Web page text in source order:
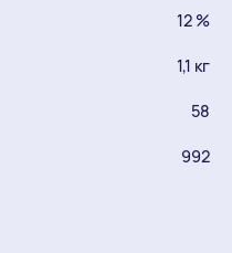
12 %
1,1 кг
58
992